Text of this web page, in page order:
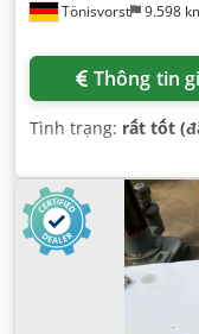
Tönisvorst 9.598
Thông tin
Tình trạng: rất tốt